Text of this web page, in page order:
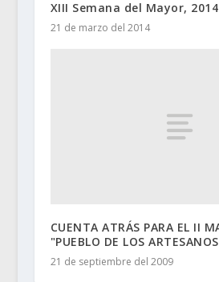
XIII Semana del Mayor, 2014
21 de marzo del 2014
CUENTA ATRÁS PARA EL II
"PUEBLO DE LOS
21 de septiembre del 2009